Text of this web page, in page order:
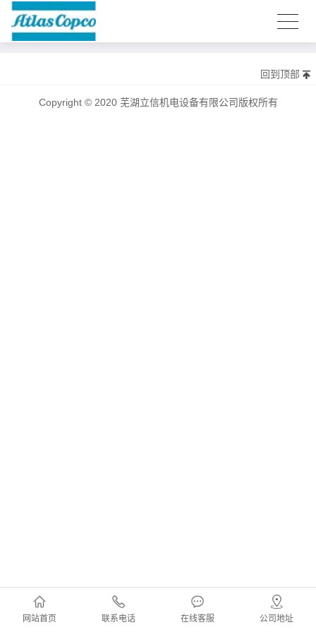
网站首页 联系电话 在线客服 公司地址
回到顶部
Copyright © 2020 芜湖立信机电设备有限公司版权所有